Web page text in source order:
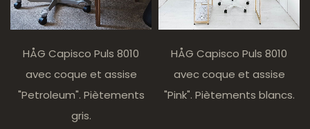
HÅG Capisco Puls 8010
avec coque et assise
"Petroleum". Piètements
gris.
HÅG Capisco Puls 8010
avec coque et assise
"Pink". Piètements blancs.